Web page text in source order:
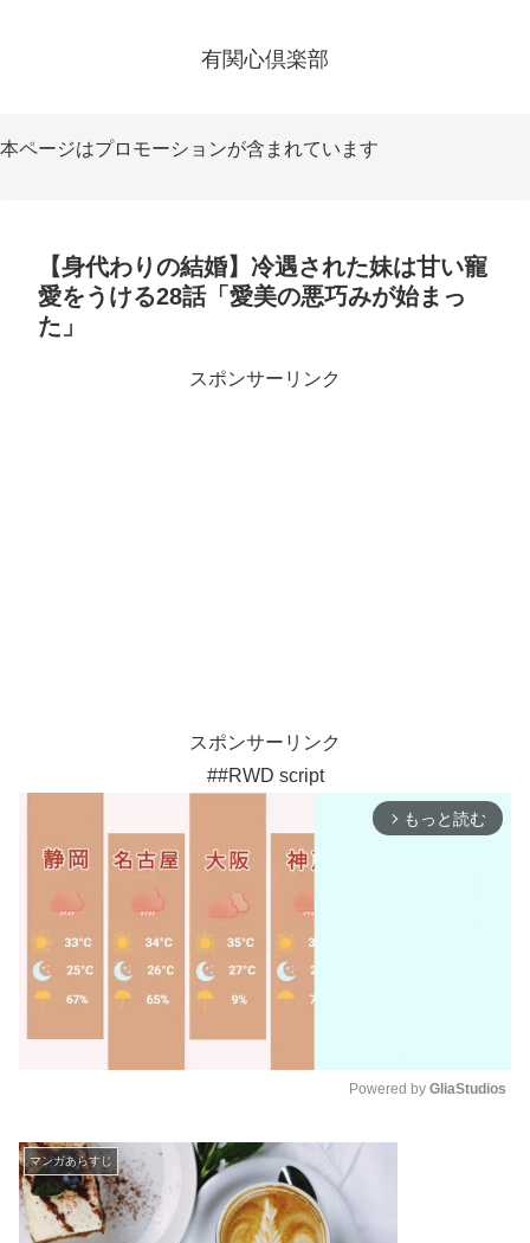
有関心倶楽部
本ページはプロモーションが含まれています
【身代わりの結婚】冷遇された妹は甘い寵
愛をうける28話「愛美の悪巧みが始まっ
た」
スポンサーリンク
スポンサーリンク
##RWD script
arrow_forward_ios もっと読む
Powered by GliaStudios
マンガあらすじ